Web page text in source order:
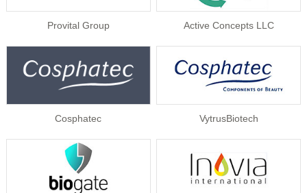
Provital Group Active Concepts LLC
Cosphatec VytrusBiotech